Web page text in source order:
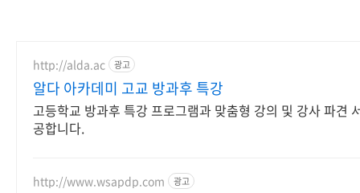
http://alda.ac 광고
알다 아카데미 고교 방과후 특강
고등학교 방과후 특강 프로그램과 맞춤형 강의 및 강사 파견
공합니다.
http://www.wsapdp.com 광고